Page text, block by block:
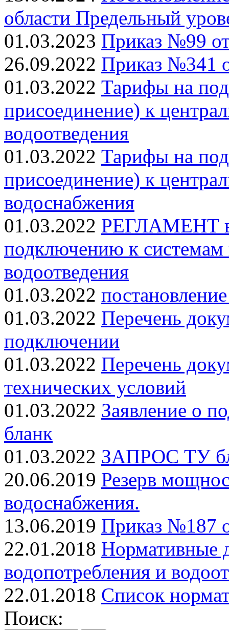
области Предельный
01.03.2023 Приказ №99
26.09.2022 Приказ №341
01.03.2022 Тарифы на
присоединение) к
водоотведения
01.03.2022 Тарифы на
присоединение) к
водоснабжения
01.03.2022 РЕГЛАМЕНТ
подключению к системам
водоотведения
01.03.2022
01.03.2022 Перечень
подключении
01.03.2022 Перечень
технических условий
01.03.2022 Заявление о
бланк
01.03.2022 ЗАПРОС ТУ
20.06.2019 Резерв
водоснабжения.
13.06.2019 Приказ №187
22.01.2018 Нормативные
водопотребления и
22.01.2018 Список
Поиск: